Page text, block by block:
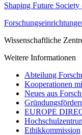
Shaping Future Society
Wissenschaftliche
Weitere Informationen
Abteilung
Kooperationen
Neues aus
EUROPE
Ethikkommission